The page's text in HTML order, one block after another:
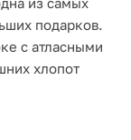
подарков.
с атласными
хлопот